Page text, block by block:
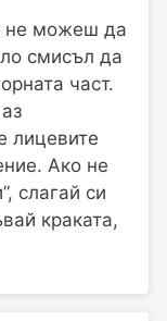
не можеш да
смисъл да
част.
лицевите
Ако не
слагай си
краката,